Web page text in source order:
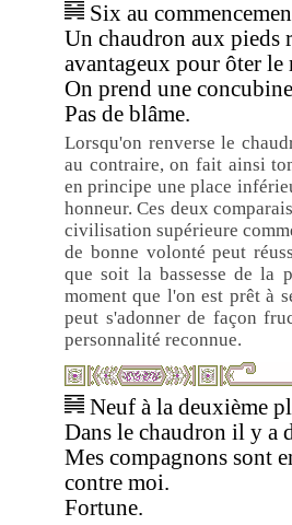
Six au
Un chaudron aux pieds
avantageux pour ôter le
On prend une
Pas de blâme.
Lorsqu'on renverse le
au contraire, on fait ainsi
en principe une place
honneur. Ces deux
civilisation supérieure
de bonne volonté peut
que soit la bassesse de la
moment que l'on est prêt à
peut s'adonner de façon
personnalité reconnue.
Neuf à la deuxième
Dans le chaudron il y a
Mes compagnons sont
contre moi.
Fortune.